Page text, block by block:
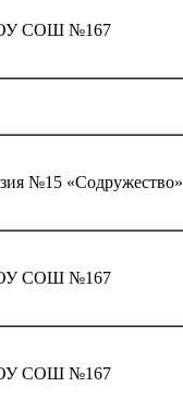
СОШ №167
№15 «Содружество»
СОШ №167
СОШ №167